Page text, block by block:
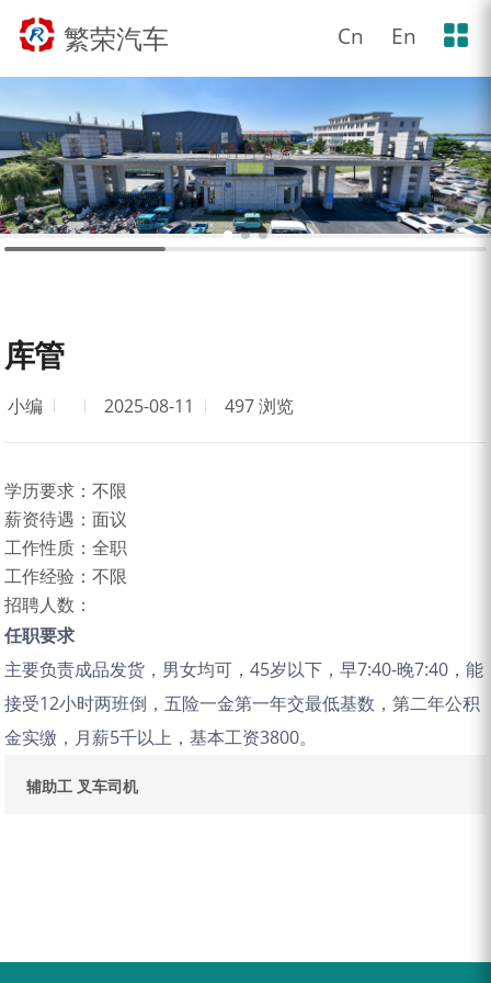
繁荣汽车 Cn En
库管
小编 2025-08-11 497 浏览
学历要求：不限
薪资待遇：面议
工作性质：全职
工作经验：不限
招聘人数：
任职要求
主要负责成品发货，男女均可，45岁以下，早7:40-晚7:40，能
接受12小时两班倒，五险一金第一年交最低基数，第二年公积
金实缴，月薪5千以上，基本工资3800。
辅助工 叉车司机